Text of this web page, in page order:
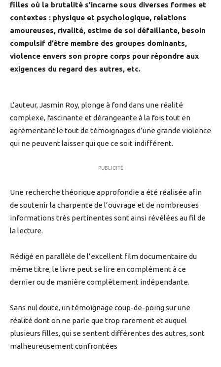
filles où la brutalité s’incarne sous diverses formes et
contextes : physique et psychologique, relations
amoureuses, rivalité, estime de soi défaillante, besoin
compulsif d’être membre des groupes dominants,
violence envers son propre corps pour répondre aux
exigences du regard des autres, etc.
L’auteur, Jasmin Roy, plonge à fond dans une réalité
complexe, fascinante et dérangeante à la fois tout en
agrémentant le tout de témoignages d’une grande violence
qui ne peuvent laisser qui que ce soit indifférent.
PUBLICITÉ
Une recherche théorique approfondie a été réalisée afin
de soutenir la charpente de l’ouvrage et de nombreuses
informations très pertinentes sont ainsi révélées au fil de
la lecture.
Rédigé en parallèle de l’excellent film documentaire du
même titre, le livre peut se lire en complément à ce
dernier ou de manière complètement indépendante.
Sans nul doute, un témoignage coup-de-poing sur une
réalité dont on ne parle que trop rarement et auquel
plusieurs filles, qui se sentent différentes des autres, sont
malheureusement confrontées